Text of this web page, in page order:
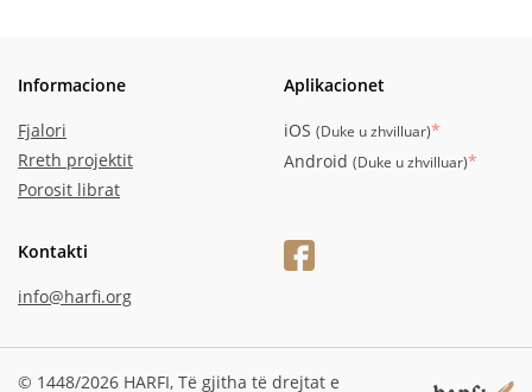
Informacione
Fjalori
Rreth projektit
Porosit librat
Aplikacionet
iOS (Duke u zhvilluar)*
Android (Duke u zhvilluar)*
Kontakti
info@harfi.org
© 1448/2026 HARFI, Të gjitha të drejtat e